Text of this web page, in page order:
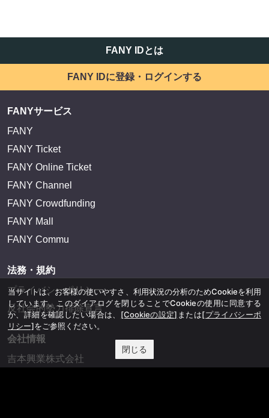
FANY IDとは
FANY IDに登録・ログインする
FANYサービス
FANY
FANY Ticket
FANY Online Ticket
FANY Channel
FANY Crowdfunding
FANY Mall
FANY Commu
法務・規約
プライバシーポリシー
反社会的勢力排除宣言
会社情報
吉本興業株式会社
当サイトは、お客様の使いやすさ、利用状況の分析のためCookieを利用
しています。このダイアログを閉じることでCookieの使用に同意する
か、詳細を確認したい場合は、 [Cookieの設定] または[プライバシーポ
リシー]をご参照ください。
閉じる